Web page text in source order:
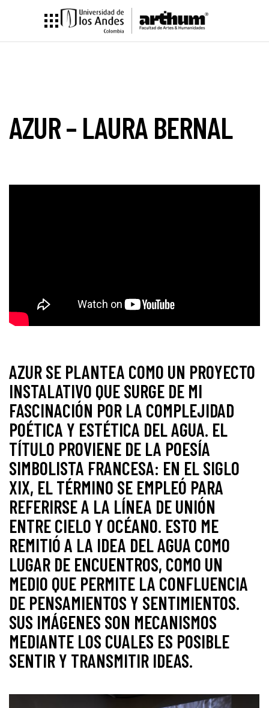
AZUR – LAURA BERNAL
AZUR SE PLANTEA COMO UN PROYECTO
INSTALATIVO QUE SURGE DE MI
FASCINACIÓN POR LA COMPLEJIDAD
POÉTICA Y ESTÉTICA DEL AGUA. EL
TÍTULO PROVIENE DE LA POESÍA
SIMBOLISTA FRANCESA: EN EL SIGLO
XIX, EL TÉRMINO SE EMPLEÓ PARA
REFERIRSE A LA LÍNEA DE UNIÓN
ENTRE CIELO Y OCÉANO. ESTO ME
REMITIÓ A LA IDEA DEL AGUA COMO
LUGAR DE ENCUENTROS, COMO UN
MEDIO QUE PERMITE LA CONFLUENCIA
DE PENSAMIENTOS Y SENTIMIENTOS.
SUS IMÁGENES SON MECANISMOS
MEDIANTE LOS CUALES ES POSIBLE
SENTIR Y TRANSMITIR IDEAS.